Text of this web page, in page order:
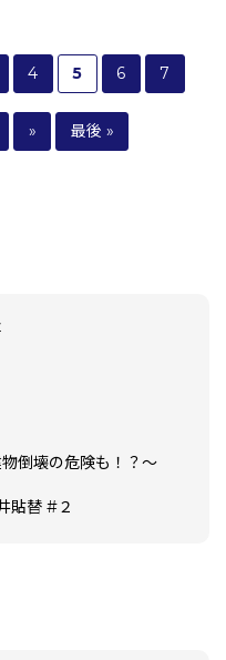
4 5 6 7
» 最後 »
倒壊の危険も！？～
貼替 #２